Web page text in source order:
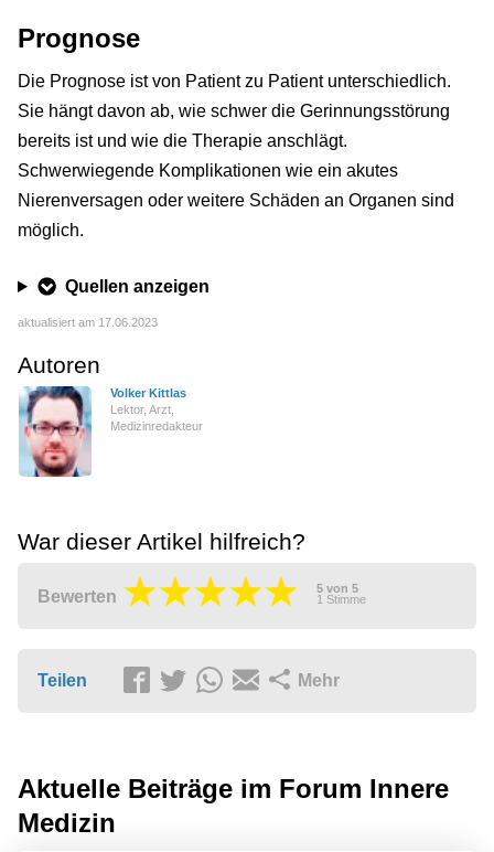
Prognose
Die Prognose ist von Patient zu Patient unterschiedlich.
Sie hängt davon ab, wie schwer die Gerinnungsstörung
bereits ist und wie die Therapie anschlägt.
Schwerwiegende Komplikationen wie ein akutes
Nierenversagen oder weitere Schäden an Organen sind
möglich.
Quellen anzeigen
aktualisiert am 17.06.2023
Autoren
Volker Kittlas
Lektor, Arzt,
Medizinredakteur
War dieser Artikel hilfreich?
Bewerten 5 von 5
1 Stimme
Teilen Mehr
Aktuelle Beiträge im Forum Innere
Medizin